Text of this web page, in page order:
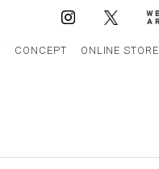
CONCEPT ONLINE STORE